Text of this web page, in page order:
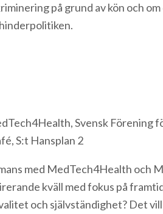
på grund av kön och
Svensk Förening
S:t Hansplan 2
med MedTech4Health och
kväll med fokus på
och självständighet? Det